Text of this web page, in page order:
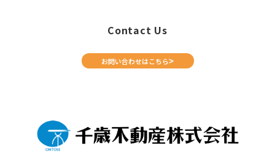
Contact Us
お問い合わせはこちら